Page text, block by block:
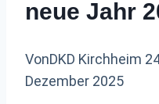
neue Jahr
VonDKD Kirchheim
Dezember 2025